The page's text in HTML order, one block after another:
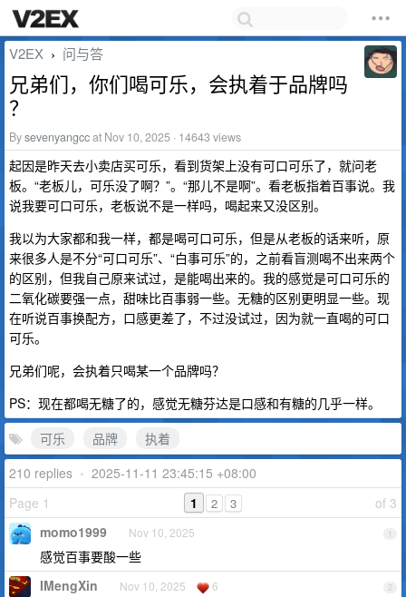
V2EX › 问与答
兄弟们，你们喝可乐，会执着于品牌吗
？
Bysevenyangccat Nov 10, 2025 · 14643 views
起因是昨天去小卖店买可乐，看到货架上没有可口可乐了，就问老
板。“老板儿，可乐没了啊？”。“那儿不是啊”。看老板指着百事说。我
说我要可口可乐，老板说不是一样吗，喝起来又没区别。
我以为大家都和我一样，都是喝可口可乐，但是从老板的话来听，原
来很多人是不分“可口可乐”、“白事可乐”的，之前看盲测喝不出来两个
的区别，但我自己原来试过，是能喝出来的。我的感觉是可口可乐的
二氧化碳要强一点，甜味比百事弱一些。无糖的区别更明显一些。现
在听说百事换配方，口感更差了，不过没试过，因为就一直喝的可口
可乐。
兄弟们呢，会执着只喝某一个品牌吗？
PS：现在都喝无糖了的，感觉无糖芬达是口感和有糖的几乎一样。
可乐
品牌
执着
210 replies • 2025-11-11 23:45:15 +08:00
Page 1
of 3
1 2 3
1
momo1999 Nov 10, 2025
感觉百事要酸一些
2
IMengXin Nov 10, 2025 6